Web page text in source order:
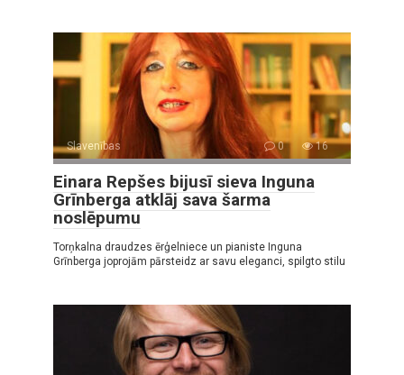
Slavenības 0 16
Einara Repšes bijusī sieva Inguna
Grīnberga atklāj sava šarma
noslēpumu
Torņkalna draudzes ērģelniece un pianiste Inguna
Grīnberga joprojām pārsteidz ar savu eleganci, spilgto stilu